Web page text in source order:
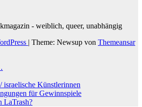
- weiblich, queer, unabhängig
| Theme: Newsup von Themeansar
israelische Künstlerinnen
für Gewinnspiele
LaTrash?